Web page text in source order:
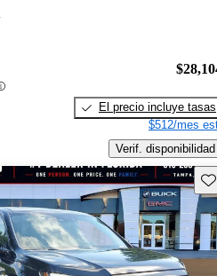
El precio incluye tasas
$512/mes
Verif. disponibilidad